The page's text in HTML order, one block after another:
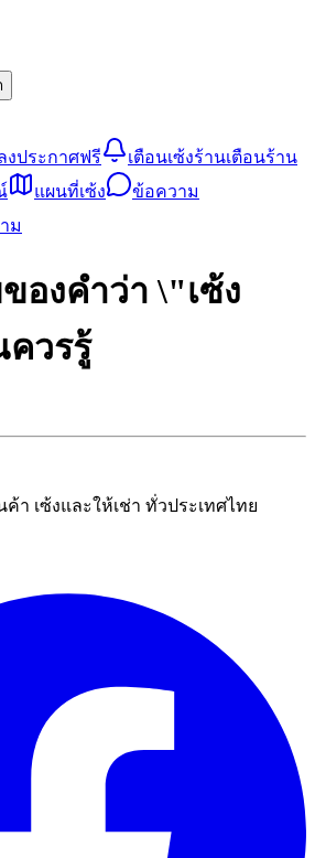
งประกาศฟรี เตือนเซ้งร้านเตือนร้าน
แผนที่เซ้ง
ข้อความ
ม
องคำว่า \"เซ้ง
วรรู้
า เซ้งและให้เช่า ทั่วประเทศไทย